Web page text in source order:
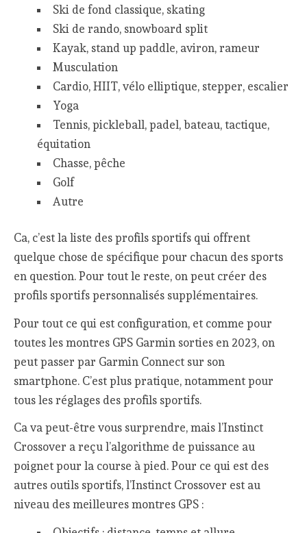
Ski de fond classique, skating
Ski de rando, snowboard split
Kayak, stand up paddle, aviron, rameur
Musculation
Cardio, HIIT, vélo elliptique, stepper, escalier
Yoga
Tennis, pickleball, padel, bateau, tactique,
équitation
Chasse, pêche
Golf
Autre
Ca, c’est la liste des profils sportifs qui offrent
quelque chose de spécifique pour chacun des sports
en question. Pour tout le reste, on peut créer des
profils sportifs personnalisés supplémentaires.
Pour tout ce qui est configuration, et comme pour
toutes les montres GPS Garmin sorties en 2023, on
peut passer par Garmin Connect sur son
smartphone. C’est plus pratique, notamment pour
tous les réglages des profils sportifs.
Ca va peut-être vous surprendre, mais l’Instinct
Crossover a reçu l’algorithme de puissance au
poignet pour la course à pied. Pour ce qui est des
autres outils sportifs, l’Instinct Crossover est au
niveau des meilleures montres GPS :